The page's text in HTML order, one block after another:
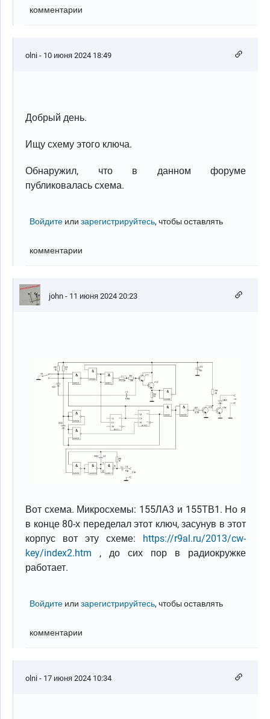
комментарии
olni - 10 июня 2024 18:49
Добрый день.
Ищу схему этого ключа.
Обнаружил, что в данном форуме
публиковалась схема.
Войдите илизарегистрируйтесь, чтобы оставлять
комментарии
john - 11 июня 2024 20:23
Вот схема. Микросхемы: 155ЛА3 и 155ТВ1. Но я
в конце 80-х переделал этот ключ, засунув в этот
корпус вот эту схеме: https://r9al.ru/2013/cw-
key/index2.htm , до сих пор в радиокружке
работает.
Войдите илизарегистрируйтесь, чтобы оставлять
комментарии
olni - 17 июня 2024 10:34